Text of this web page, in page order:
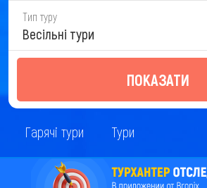
Тип туру
Весільні тури
ПОКАЗАТИ
Гарячі тури Тури